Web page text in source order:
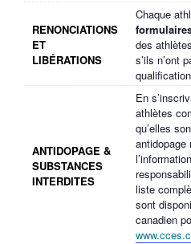
RENONCIATIONS
ET
LIBÉRATIONS
Chaque
des
s’ils n’ont
ANTIDOPAGE &
SUBSTANCES
INTERDITES
En
athlètes
qu’elles
antidopage
liste
sont
canadien